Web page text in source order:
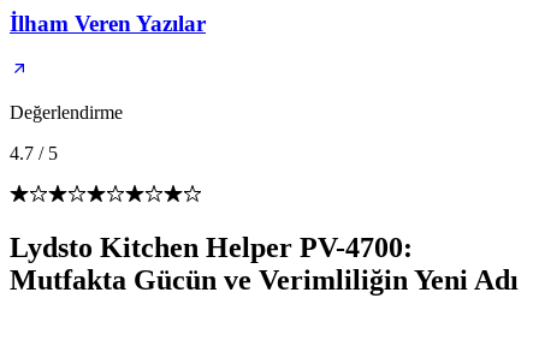
İlham Veren Yazılar
Değerlendirme
4.7 / 5
Lydsto Kitchen Helper PV-4700:
Mutfakta Gücün ve Verimliliğin Yeni Adı